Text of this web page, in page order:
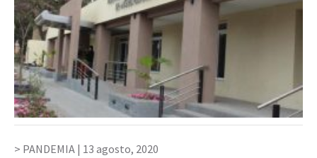
PANDEMIA | 13 agosto, 2020